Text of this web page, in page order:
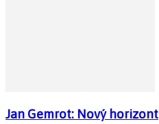
Jan Gemrot: Nový horizont